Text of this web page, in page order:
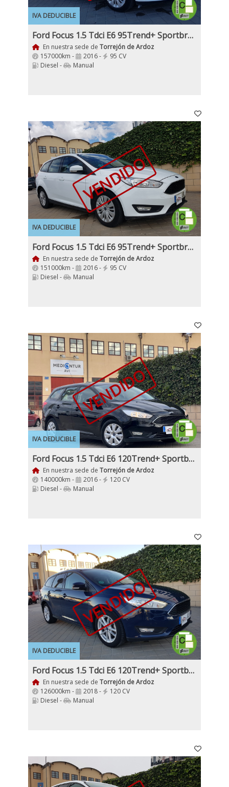
IVA DEDUCIBLE
Ford Focus 1.5 Tdci E6 95Trend+ Sportbreak
En nuestra sede de Torrejón de Ardoz
157000km -
2016 -
95 CV
Diesel -
Manual
IVA DEDUCIBLE
VENDIDO
Ford Focus 1.5 Tdci E6 95Trend+ Sportbreak
En nuestra sede de Torrejón de Ardoz
151000km -
2016 -
95 CV
Diesel -
Manual
IVA DEDUCIBLE
VENDIDO
Ford Focus 1.5 Tdci E6 120Trend+ Sportbreak,
En nuestra sede de Torrejón de Ardoz
140000km -
2016 -
120 CV
Diesel -
Manual
IVA DEDUCIBLE
VENDIDO
Ford Focus 1.5 Tdci E6 120Trend+ Sportbreak
En nuestra sede de Torrejón de Ardoz
126000km -
2018 -
120 CV
Diesel -
Manual